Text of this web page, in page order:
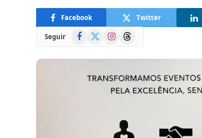
Facebook Twitter
Seguir Facebook
(Twitter)
InstagramThreads